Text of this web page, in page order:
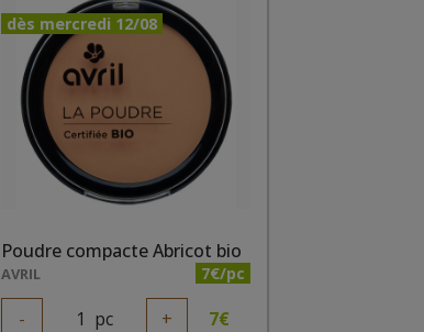
dès mercredi 12/08
Poudre compacte Abricot bio
AVRIL 7€/pc
- 1 pc + 7€